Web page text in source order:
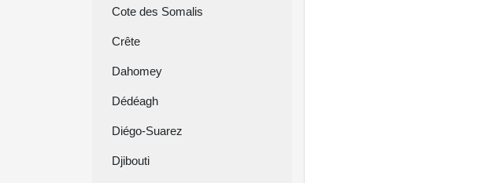
Cote des Somalis
Crête
Dahomey
Dédéagh
Diégo-Suarez
Djibouti